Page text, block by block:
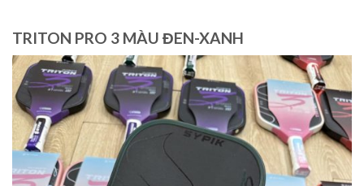
TRITON PRO 3 MÀU ĐEN-XANH